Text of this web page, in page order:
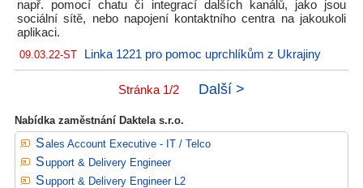
např. pomocí chatu či integrací dalších kanálů, jako jsou
sociální sítě, nebo napojení kontaktního centra na jakoukoli
aplikaci.
09.03.22-ST Linka 1221 pro pomoc uprchlíkům z Ukrajiny
Stránka 1/2 Další >
Nabídka zaměstnání Daktela s.r.o.
Sales Account Executive - IT / Telco
Support & Delivery Engineer
Support & Delivery Engineer L2